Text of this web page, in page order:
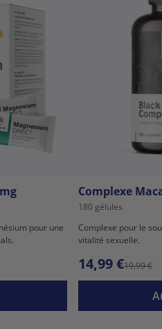
pour une
Complexe
180 gélules
Complexe pour le
vitalité sexuelle.
14,99 €19,99 €